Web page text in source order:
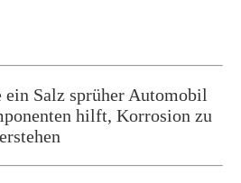
ein Salz sprüher Automobil
hilft, Korrosion zu